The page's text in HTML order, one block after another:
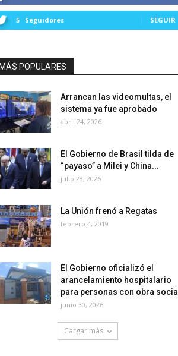
5 Seguidores SEGUIR
MÁS POPULARES
Arrancan las videomultas, el
sistema ya fue aprobado
abril 24, 2026
El Gobierno de Brasil tilda de
“payaso” a Milei y China...
julio 28, 2026
La Unión frenó a Regatas
febrero 4, 2019
El Gobierno oficializó el
arancelamiento hospitalario
para personas con obra social
junio 30, 2026
Cargar más